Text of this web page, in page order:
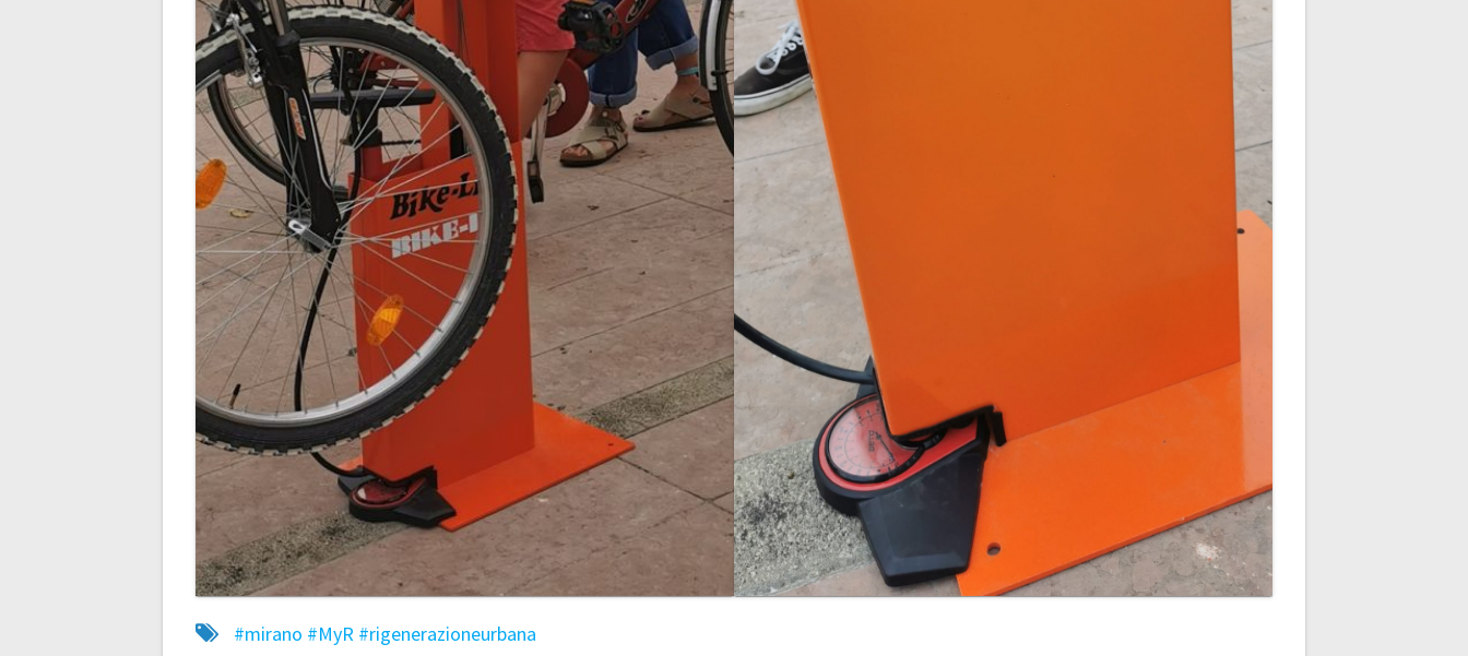
#mirano #MyR #rigenerazioneurbana